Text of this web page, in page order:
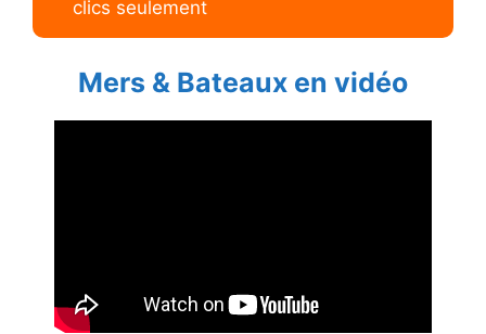
clics seulement
Mers & Bateaux en vidéo